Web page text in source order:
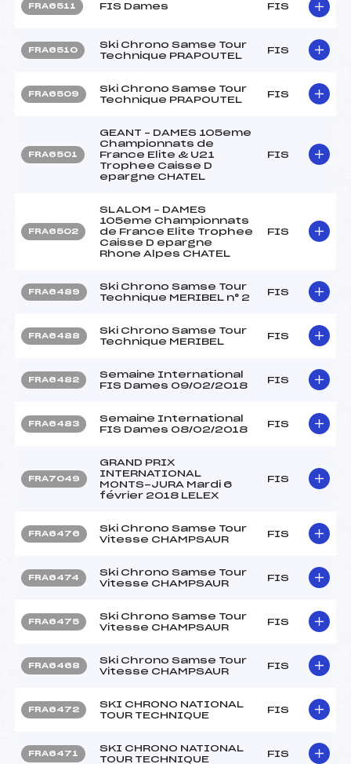
FRA6511 FIS Dames FIS
FRA6510
Ski Chrono Samse Tour
Technique PRAPOUTEL
FIS
FRA6509
Ski Chrono Samse Tour
Technique PRAPOUTEL
FIS
FRA6501
GEANT – DAMES 105eme
Championnats de
France Elite & U21
Trophee Caisse D
epargne CHATEL
FIS
FRA6502
SLALOM – DAMES
105eme Championnats
de France Elite Trophee
Caisse D epargne
Rhone Alpes CHATEL
FIS
FRA6489
Ski Chrono Samse Tour
Technique MERIBEL n° 2
FIS
FRA6488
Ski Chrono Samse Tour
Technique MERIBEL
FIS
FRA6482
Semaine International
FIS Dames 09/02/2018
FIS
FRA6483
Semaine International
FIS Dames 08/02/2018
FIS
FRA7049
GRAND PRIX
INTERNATIONAL
MONTS-JURA Mardi 6
février 2018 LELEX
FIS
FRA6476
Ski Chrono Samse Tour
Vitesse CHAMPSAUR
FIS
FRA6474
Ski Chrono Samse Tour
Vitesse CHAMPSAUR
FIS
FRA6475
Ski Chrono Samse Tour
Vitesse CHAMPSAUR
FIS
FRA6468
Ski Chrono Samse Tour
Vitesse CHAMPSAUR
FIS
FRA6472
SKI CHRONO NATIONAL
TOUR TECHNIQUE
FIS
FRA6471
SKI CHRONO NATIONAL
TOUR TECHNIQUE
FIS